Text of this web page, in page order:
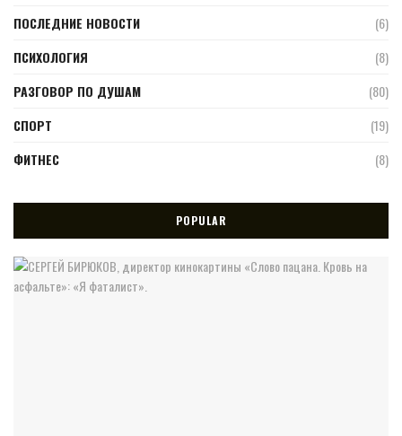
ПОСЛЕДНИЕ НОВОСТИ
(6)
ПСИХОЛОГИЯ
(8)
РАЗГОВОР ПО ДУШАМ
(80)
СПОРТ
(19)
ФИТНЕС
(8)
POPULAR